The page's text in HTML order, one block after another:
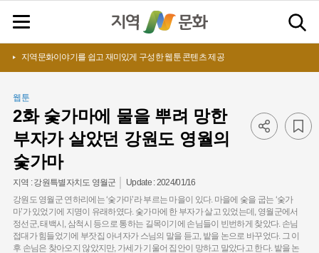
지역문화이야기를 쉽고 재미있게 구성한 웹툰 콘텐츠 제공
웹툰
2화 숯가마에 물을 뿌려 망한
부자가 살았던 강원도 영월의
숯가마
지역 :강원특별자치도 영월군 Update : 2024/01/16
강원도 영월군 연하리에는 ‘숯가마’라 부르는 마을이 있다. 마을에 숯을 굽는 ‘숯가
마’가 있었기에 지명이 유래하였다. 숯가마에 한 부자가 살고 있었는데, 영월군에서
정선군, 태백시, 삼척시 등으로 통하는 길목이기에 손님들이 빈번하게 찾았다. 손님
접대가 힘들었기에 부잣집 아녀자가 스님의 말을 듣고, 밭을 논으로 바꾸었다. 그 이
후 손님은 찾아오지 않았지만, 가세가 기울어 집안이 망하고 말았다고 한다. 밭을 논